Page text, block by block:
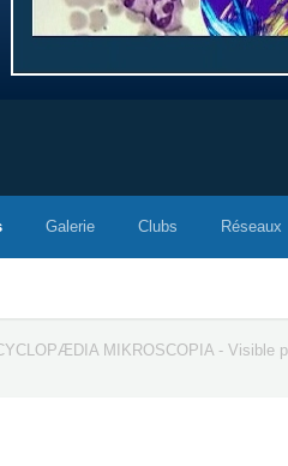
Galerie Clubs Réseaux
MIKROSCOPIA - Visible